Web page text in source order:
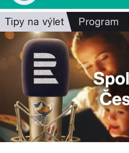
Tipy na výlet Program